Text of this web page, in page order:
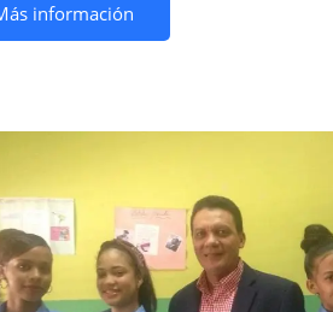
información